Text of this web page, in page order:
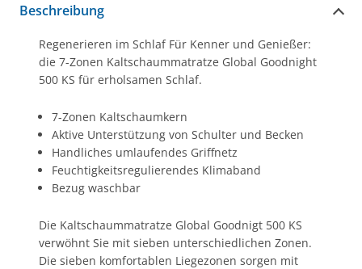
Beschreibung
Regenerieren im Schlaf Für Kenner und Genießer:
die 7-Zonen Kaltschaummatratze Global Goodnight
500 KS für erholsamen Schlaf.
7-Zonen Kaltschaumkern
Aktive Unterstützung von Schulter und Becken
Handliches umlaufendes Griffnetz
Feuchtigkeitsregulierendes Klimaband
Bezug waschbar
Die Kaltschaummatratze Global Goodnigt 500 KS
verwöhnt Sie mit sieben unterschiedlichen Zonen.
Die sieben komfortablen Liegezonen sorgen mit